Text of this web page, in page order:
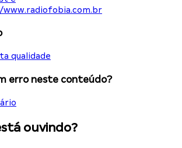
qualidade
erro neste conteúdo?
ouvindo?